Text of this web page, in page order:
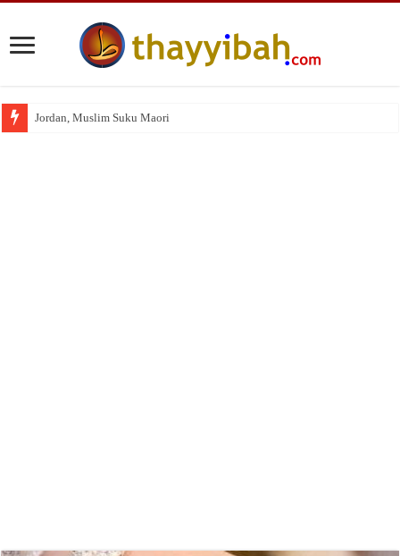
Jordan, Muslim Suku Maori